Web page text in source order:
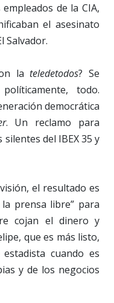
de la CIA,
el asesinato
Salvador.
lateledetodos? Se
todo.
democrática
. Un reclamo para
del IBEX 35 y
el resultado es
prensa libre” para
cojan el dinero y
que es más listo,
cuando es
y de los negocios